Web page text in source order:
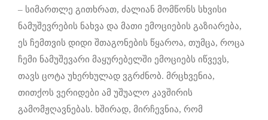
– სიმართლე გითხრათ, ძალიან მომწონს სხვისი
ნამუშევრების ნახვა და მათი ემოციების გაზიარება,
ეს ჩემთვის დიდი შთაგონების წყაროა, თუმცა, როცა
ჩემი ნამუშევარი მაყურებელში ემოციებს იწვევს,
თავს ცოტა უხერხულად ვგრძნობ. მრცხვენია,
თითქოს ვერიდები ამ უშუალო კავშირის
გამომჟღავნებას. ხშირად, მირჩევნია, რომ